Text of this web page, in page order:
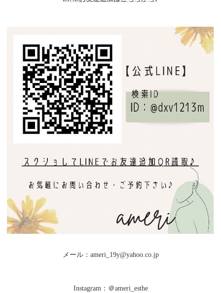
メール：ameri_19y@yahoo.co.jp
Instagram：＠ameri_esthe